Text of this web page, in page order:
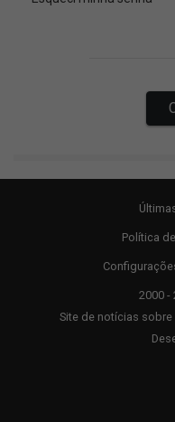
Política
2000 -
Site de notícias sobre